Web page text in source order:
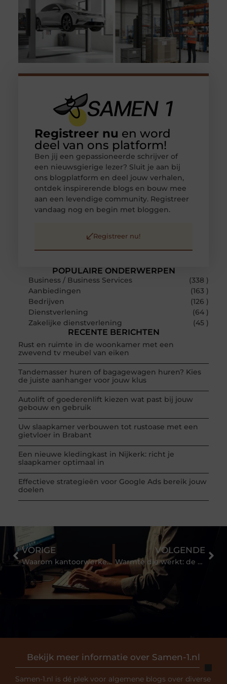
POPULAIRE ONDERWERPEN
Business / Business Services
(338 )
Aanbiedingen
(163 )
Bedrijven
(126 )
Dienstverlening
(64 )
Zakelijke dienstverlening
(45 )
RECENTE BERICHTEN
Rust en ruimte in de woonkamer met een
zwevend tv meubel van eiken
Tandemasser huren of bagagewagen huren? Kies
de juiste aanhanger voor jouw klus
Autolift of goederenlift kiezen wat past bij jouw
gebouw en gebruik
Uw slaapkamer verbouwen tot rustoase met een
gietvloer in Brabant
Een nieuwe kledingkast in Nijkerk: richt je
slaapkamer optimaal in
Effectieve strategieën voor Google Ads bereik jouw
doelen
Registreer nu en word
deel van ons platform!
Ben jij een gepassioneerde schrijver of
een nieuwsgierige lezer? Sluit je aan bij
ons blogplatform en deel jouw verhalen,
ontdek inspirerende blogs en bouw mee
aan een levendige community. Registreer
vandaag nog en begin met bloggen.
Registreer nu!
Bekijk meer informatie over Samen-1.nl
Samen-1.nl is dé plek voor algemene blogs over diverse
VORIGE
Waarom kantoorwerkers meer baat hebben bij regelmatige massages
VOLGENDE
Warmte die werkt: de voordelen van een goed warmtekussen